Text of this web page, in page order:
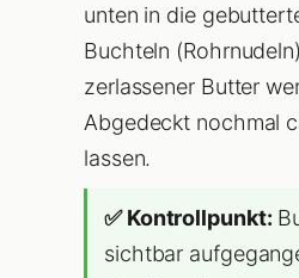
unten in die
Buchteln
zerlassener Butter
Abgedeckt nochmal
lassen.
✅ Kontrollpunkt:
sichtbar